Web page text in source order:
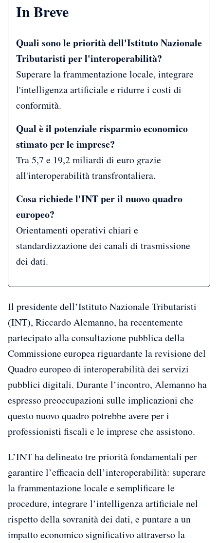
In Breve
Quali sono le priorità dell'Istituto Nazionale
Tributaristi per l'interoperabilità?
Superare la frammentazione locale, integrare
l'intelligenza artificiale e ridurre i costi di
conformità.
Qual è il potenziale risparmio economico
stimato per le imprese?
Tra 5,7 e 19,2 miliardi di euro grazie
all'interoperabilità transfrontaliera.
Cosa richiede l'INT per il nuovo quadro
europeo?
Orientamenti operativi chiari e
standardizzazione dei canali di trasmissione
dei dati.
Il presidente dell’Istituto Nazionale Tributaristi
(INT), Riccardo Alemanno, ha recentemente
partecipato alla consultazione pubblica della
Commissione europea riguardante la revisione del
Quadro europeo di interoperabilità dei servizi
pubblici digitali. Durante l’incontro, Alemanno ha
espresso preoccupazioni sulle implicazioni che
questo nuovo quadro potrebbe avere per i
professionisti fiscali e le imprese che assistono.
L’INT ha delineato tre priorità fondamentali per
garantire l’efficacia dell’interoperabilità: superare
la frammentazione locale e semplificare le
procedure, integrare l’intelligenza artificiale nel
rispetto della sovranità dei dati, e puntare a un
impatto economico significativo attraverso la